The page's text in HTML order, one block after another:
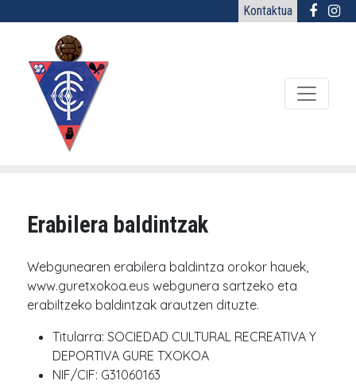
Kontaktua
Erabilera baldintzak
Webgunearen erabilera baldintza orokor hauek,
www.guretxokoa.eus webgunera sartzeko eta
erabiltzeko baldintzak arautzen dituzte.
Titularra: SOCIEDAD CULTURAL RECREATIVA Y
DEPORTIVA GURE TXOKOA
NIF/CIF: G31060163